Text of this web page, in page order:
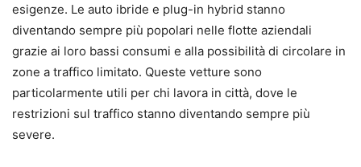
esigenze. Le auto ibride e plug-in hybrid stanno
diventando sempre più popolari nelle flotte aziendali
grazie ai loro bassi consumi e alla possibilità di circolare in
zone a traffico limitato. Queste vetture sono
particolarmente utili per chi lavora in città, dove le
restrizioni sul traffico stanno diventando sempre più
severe.